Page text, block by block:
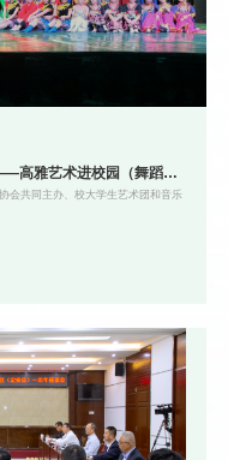
高雅艺术进校园（舞蹈专
会共同主办、校大学生艺术团和音乐